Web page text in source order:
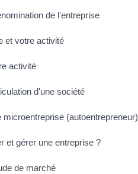
de l'entreprise
et votre activité
activité
d'une société
(autoentrepreneur)
et gérer une entreprise ?
de marché